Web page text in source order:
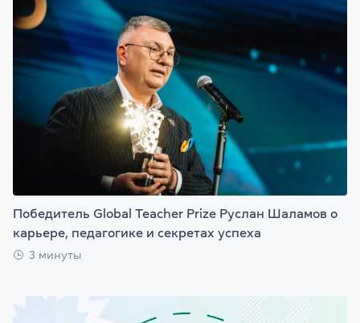
Победитель Global Teacher Prize Руслан Шаламов о
карьере, педагогике и секретах успеха
3 минуты